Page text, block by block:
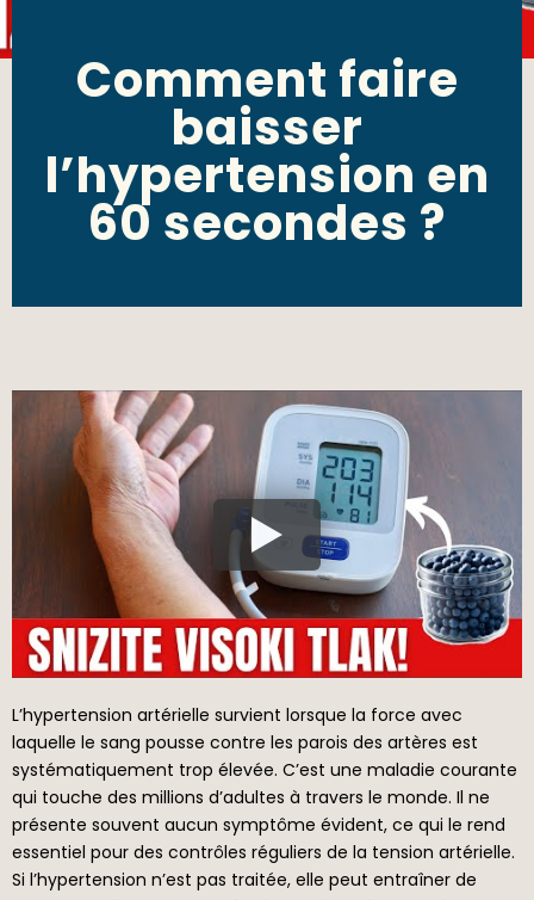
Comment faire
baisser
l’hypertension en
60 secondes ?
L’hypertension artérielle survient lorsque la force avec
laquelle le sang pousse contre les parois des artères est
systématiquement trop élevée. C’est une maladie courante
qui touche des millions d’adultes à travers le monde. Il ne
présente souvent aucun symptôme évident, ce qui le rend
essentiel pour des contrôles réguliers de la tension artérielle.
Si l’hypertension n’est pas traitée, elle peut entraîner de